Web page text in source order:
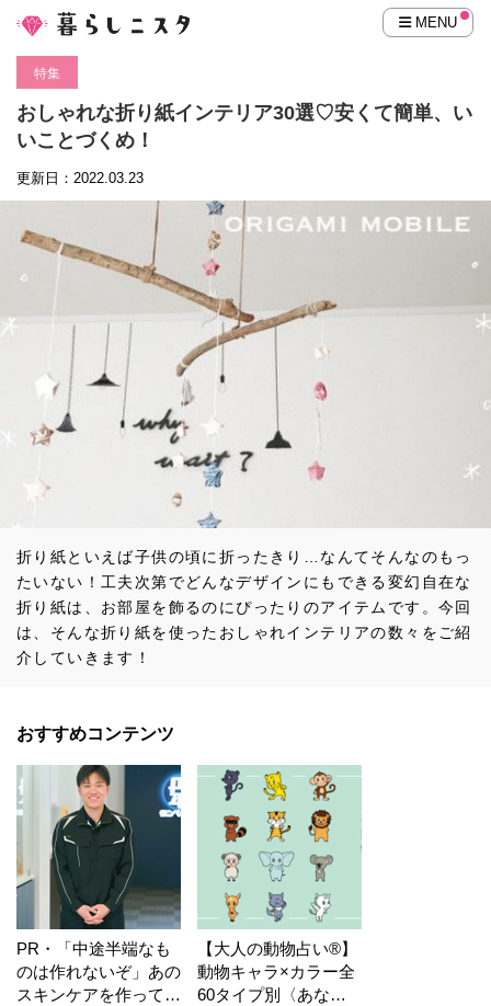
MENU
特集
おしゃれな折り紙インテリア30選♡安くて簡単、い
いことづくめ！
更新日：2022.03.23
折り紙といえば子供の頃に折ったきり…なんてそんなのもっ
たいない！工夫次第でどんなデザインにもできる変幻自在な
折り紙は、お部屋を飾るのにぴったりのアイテムです。今回
は、そんな折り紙を使ったおしゃれインテリアの数々をご紹
介していきます！
おすすめコンテンツ
PR・「中途半端なも
のは作れないぞ」あの
スキンケアを作ってい
【大人の動物占い®】
動物キャラ×カラー全
60タイプ別〈あなた